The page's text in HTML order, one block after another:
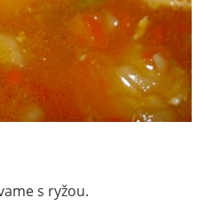
s ryžou.